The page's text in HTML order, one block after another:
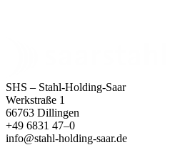
SHS – Stahl-Holding-Saar
Werkstraße 1
66763 Dillingen
+49 6831 47–0
info@stahl-holding-saar.de